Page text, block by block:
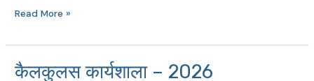
आईएसओ
Read More »
कैलकुलस कार्यशाला – 2026
कैलकुलस